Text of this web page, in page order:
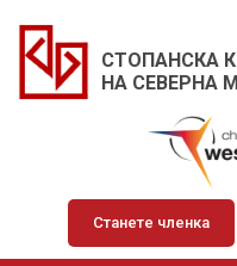
СТОПАНСКА
НА СЕВЕРНА
Станете членка